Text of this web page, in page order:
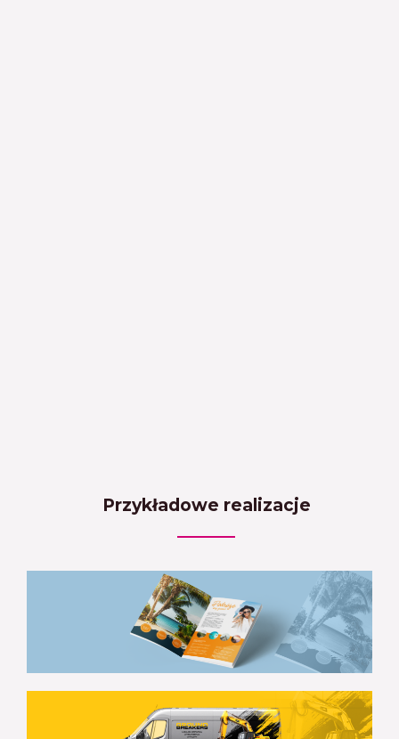
Przykładowe realizacje